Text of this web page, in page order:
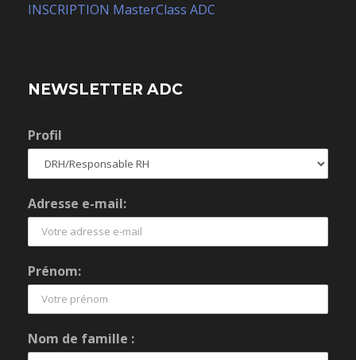
INSCRIPTION MasterClass ADC
NEWSLETTER ADC
Profil
Adresse e-mail:
Prénom:
Nom de famille :